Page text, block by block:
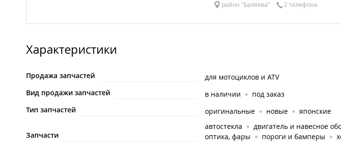
район "Баляева" 2 телефона
Характеристики
Продажа запчастей
для мотоциклов и ATV
Вид продажи запчастей
в наличии
под заказ
Тип запчастей
оригинальные новые японские
Запчасти
автостекла двигатель и навесное
оптика, фары
пороги и бамперы